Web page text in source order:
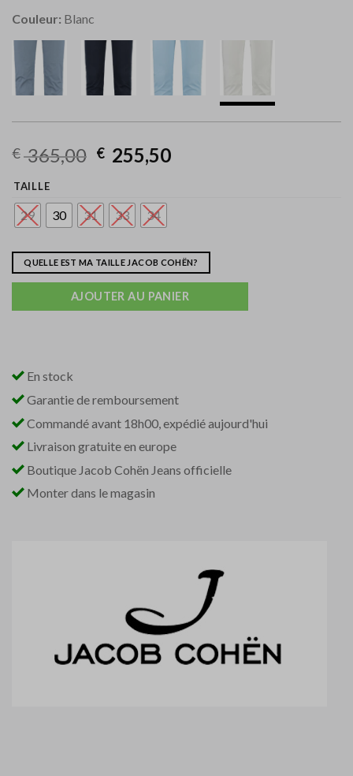
Couleur: Blanc
€365,00 € 255,50
TAILLE
29 30 31 33 34
QUELLE EST MA TAILLE JACOB COHËN?
AJOUTER AU PANIER
En stock
Garantie de remboursement
Commandé avant 18h00, expédié aujourd'hui
Livraison gratuite en europe
Boutique Jacob Cohën Jeans officielle
Monter dans le magasin